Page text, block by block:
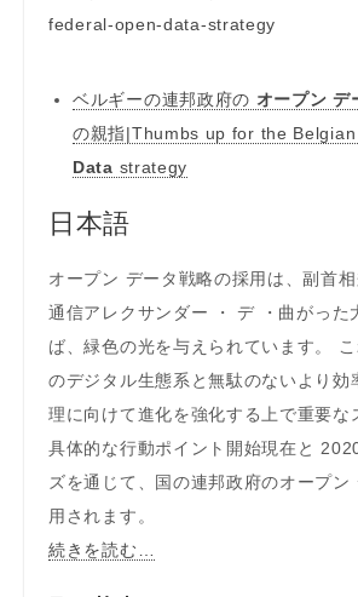
ベルギーの連邦政府の オープン デ
の親指|Thumbs up for the
Data strategy
日本語
オープン データ戦略の採用は、副首
通信アレクサンダー ・ デ ・曲がった
ば、緑色の光を与えられています。
のデジタル生態系と無駄のないより効
理に向けて進化を強化する上で重要な
具体的な行動ポイント開始現在と
ズを通じて、国の連邦政府のオープン
用されます。
続きを読む…